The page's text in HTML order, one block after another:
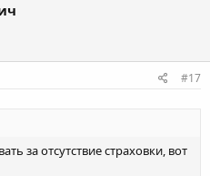
#17
за отсутствие страховки, вот